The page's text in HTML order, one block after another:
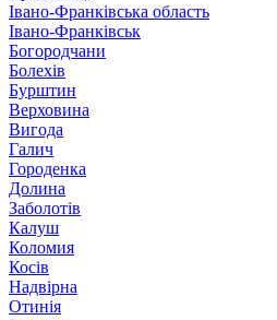
Івано-Франківська область
Івано-Франківськ
Богородчани
Болехів
Бурштин
Верховина
Вигода
Галич
Городенка
Долина
Заболотів
Калуш
Коломия
Косів
Надвірна
Отинія